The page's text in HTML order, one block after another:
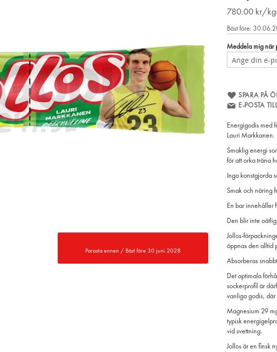
Parasta ennen / Bäst före 30 juni 2028
780.00 kr/
Bäst före:
Meddela mig när
SPARA PÅ
E-POSTA
Energigodis med
Lauri Markkanen.
Smaklig energi
för att orka träna
Inga konstgjorda
Smak och näring
En bar innehåller
Den blir inte
Jollos-
öppnas den alltid
Absorberas
Det optimala
sockerprofil är
vanliga godis, där
Magnesium 29
typisk
vid svettning.
Jollos är en finsk